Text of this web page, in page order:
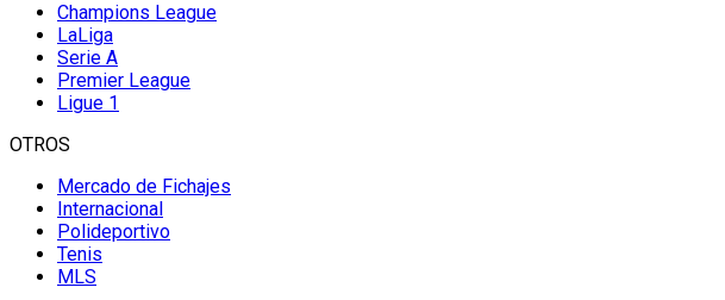
Champions League
LaLiga
Serie A
Premier League
Ligue 1
OTROS
Mercado de Fichajes
Internacional
Polideportivo
Tenis
MLS